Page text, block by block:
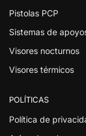
Pistolas PCP
Sistemas de
Visores nocturnos
Visores térmicos
POLÍTICAS
Política de